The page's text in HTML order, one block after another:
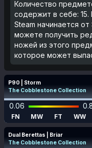
Количество
содержит в себе:
Steam начинается
можете получить
ножей из этого
которое может
P90 | Storm
The Cobblestone Collection
0.06
FN MW FT WW
Dual Berettas | Briar
The Cobblestone Collection